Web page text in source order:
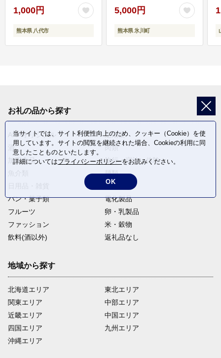
1,000円
熊本県 八代市
5,000円
熊本県 氷川町
お礼の品から探す
ANAオリジナル
定期便
酒
肉類
加工食品
旅行・宿泊・体験
麺類
野菜
パン・菓子類
電化製品
フルーツ
卵・乳製品
ファッション
米・穀物
飲料(酒以外)
返礼品なし
地域から探す
北海道エリア
関東エリア
近畿エリア
四国エリア
沖縄エリア
東北エリア
中部エリア
中国エリア
九州エリア
当サイトでは、サイト利便性向上のため、クッキー（Cookie）を使
用しています。サイトの閲覧を継続された場合、Cookieの利用に同
意したことものといたします。
詳細についてはプライバシーポリシーをお読みください。
OK